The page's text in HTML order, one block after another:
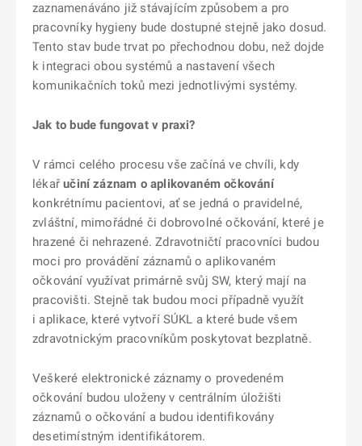
zaznamenáváno již stávajícím způsobem a pro
pracovníky hygieny bude dostupné stejně jako dosud.
Tento stav bude trvat po přechodnou dobu, než dojde
k integraci obou systémů a nastavení všech
komunikačních toků mezi jednotlivými systémy.
Jak to bude fungovat v praxi?
V rámci celého procesu vše začíná ve chvíli, kdy
lékařučiní záznam o aplikovaném očkování
konkrétnímu pacientovi, ať se jedná o pravidelné,
zvláštní, mimořádné či dobrovolné očkování, které je
hrazené či nehrazené. Zdravotničtí pracovníci budou
moci pro provádění záznamů o aplikovaném
očkování využívat primárně svůj SW, který mají na
pracovišti. Stejně tak budou moci případně využít
i aplikace, které vytvoří SÚKL a které bude všem
zdravotnickým pracovníkům poskytovat bezplatně.
Veškeré elektronické záznamy o provedeném
očkování budou uloženy v centrálním úložišti
záznamů o očkování a budou identifikovány
desetimístným identifikátorem.